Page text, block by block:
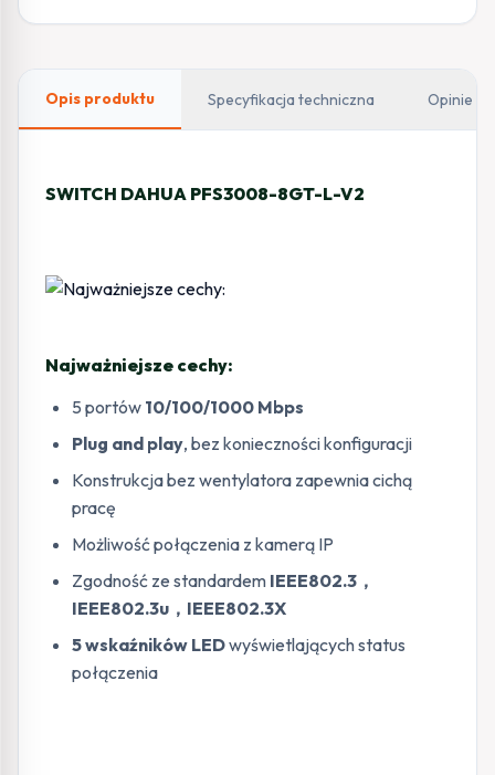
Opis produktu Specyfikacja techniczna Opinie
SWITCH DAHUA PFS3008-8GT-L-V2
Najważniejsze cechy:
5 portów 10/100/1000 Mbps
Plug and play, bez konieczności konfiguracji
Konstrukcja bez wentylatora zapewnia cichą
pracę
Możliwość połączenia z kamerą IP
Zgodność ze standardem IEEE802.3，
IEEE802.3u，IEEE802.3X
5 wskaźników LEDwyświetlających status
połączenia